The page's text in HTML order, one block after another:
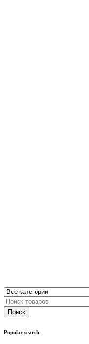
Popular search